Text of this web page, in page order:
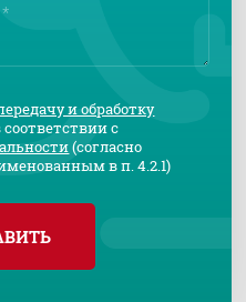
и обработку
соответствии с
(согласно
в п. 4.2.1)